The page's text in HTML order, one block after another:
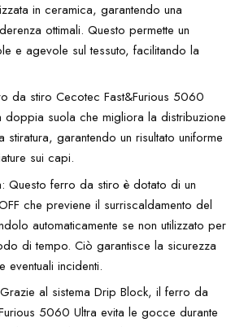
in ceramica, garantendo una
ottimali. Questo permette un
e agevole sul tessuto, facilitando la
da stiro Cecotec Fast&Furious 5060
doppia suola che migliora la distribuzione
garantendo un risultato uniforme
sui capi.
Questo ferro da stiro è dotato di un
che previene il surriscaldamento del
automaticamente se non utilizzato per
di tempo. Ciò garantisce la sicurezza
eventuali incidenti.
al sistema Drip Block, il ferro da
5060 Ultra evita le gocce durante